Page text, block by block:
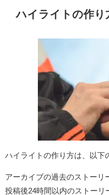
ハイライトの作り
ハイライトの作り方は、以下
アーカイブの過去のストーリ
投稿後24時間以内のストーリ